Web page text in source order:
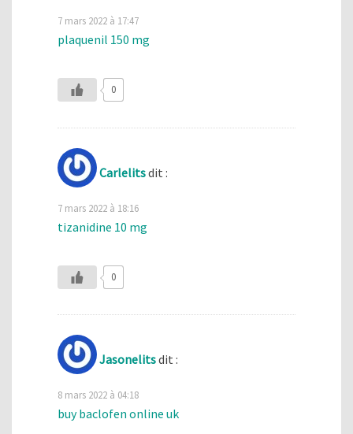
7 mars 2022 à 17:47
plaquenil 150 mg
0
Carlelitsdit :
7 mars 2022 à 18:16
tizanidine 10 mg
0
Jasonelitsdit :
8 mars 2022 à 04:18
buy baclofen online uk